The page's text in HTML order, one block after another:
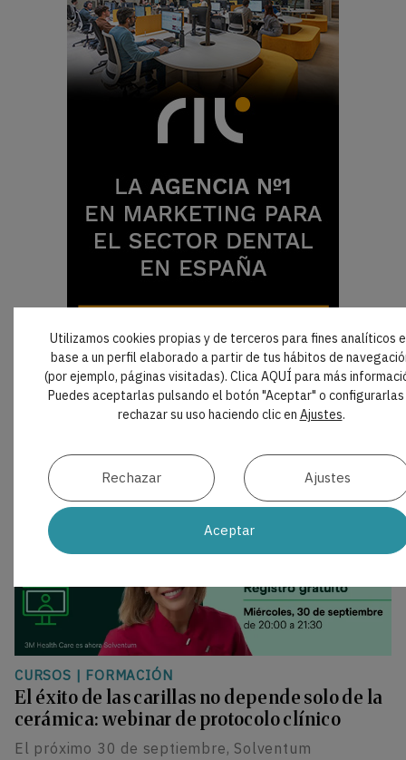
CURSOS | FORMACIÓN
El éxito de las carillas no depende solo de la
cerámica: webinar de protocolo clínico
El próximo 30 de septiembre, Solventum
Utilizamos cookies propias y de terceros para fines analíticos
base a un perfil elaborado a partir de tus hábitos de
(por ejemplo, páginas visitadas). Clica AQUÍ para más
Puedes aceptarlas pulsando el botón "Aceptar" o
rechazar su uso haciendo clic en Ajustes.
Aceptar
Rechazar Ajustes